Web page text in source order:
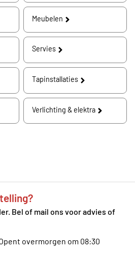
Meubelen
Servies
Tapinstallaties
Verlichting & elektra
Bel of mail ons voor advies of
overmorgen om 08:30